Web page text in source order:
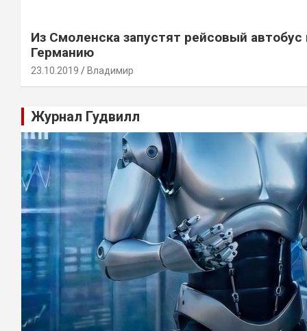
Из Смоленска запустят рейсовый автобус
Германию
23.10.2019 Владимир
Журнал Гудвилл